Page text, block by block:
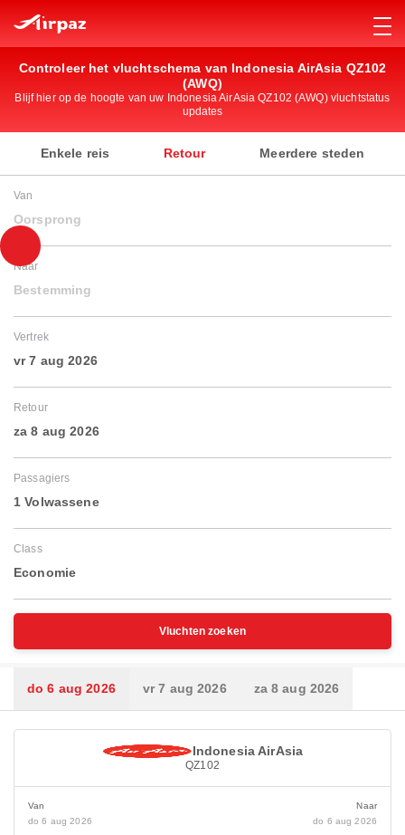
Controleer het vluchtschema van Indonesia AirAsia QZ102
(AWQ)
Blijf hier op de hoogte van uw Indonesia AirAsia QZ102 (AWQ) vluchtstatus
updates
Enkele reis Retour Meerdere steden
Van
Oorsprong
Naar
Bestemming
Vertrek
vr 7 aug 2026
Retour
za 8 aug 2026
Passagiers
1 Volwassene
Class
Economie
Vluchten zoeken
do 6 aug 2026 vr 7 aug 2026 za 8 aug 2026
Indonesia AirAsia
QZ102
Van
do 6 aug 2026
Naar
do 6 aug 2026